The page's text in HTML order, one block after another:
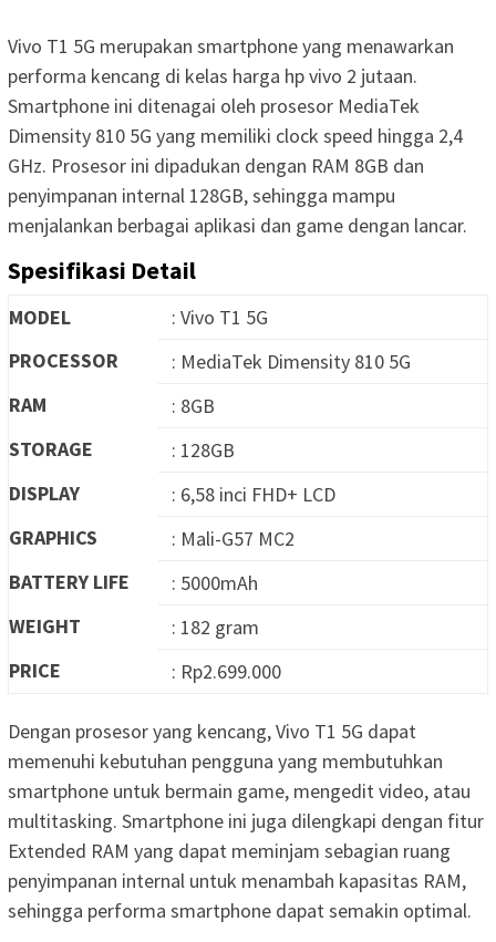
Vivo T1 5G merupakan smartphone yang menawarkan
performa kencang di kelas harga hp vivo 2 jutaan.
Smartphone ini ditenagai oleh prosesor MediaTek
Dimensity 810 5G yang memiliki clock speed hingga 2,4
GHz. Prosesor ini dipadukan dengan RAM 8GB dan
penyimpanan internal 128GB, sehingga mampu
menjalankan berbagai aplikasi dan game dengan lancar.
Spesifikasi Detail
MODEL
: Vivo T1 5G
PROCESSOR
: MediaTek Dimensity 810 5G
RAM
: 8GB
STORAGE
: 128GB
DISPLAY
: 6,58 inci FHD+ LCD
GRAPHICS
: Mali-G57 MC2
BATTERY LIFE
: 5000mAh
WEIGHT
: 182 gram
PRICE
: Rp2.699.000
Dengan prosesor yang kencang, Vivo T1 5G dapat
memenuhi kebutuhan pengguna yang membutuhkan
smartphone untuk bermain game, mengedit video, atau
multitasking. Smartphone ini juga dilengkapi dengan fitur
Extended RAM yang dapat meminjam sebagian ruang
penyimpanan internal untuk menambah kapasitas RAM,
sehingga performa smartphone dapat semakin optimal.